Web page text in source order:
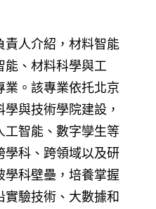
責人介紹，材料智能
能、材料科學與工
。該專業依托北京
學與技術學院建設，
工智能、數字孿生等
學科、跨領域以及研
科壁壘，培養掌握
驗技術、大數據和